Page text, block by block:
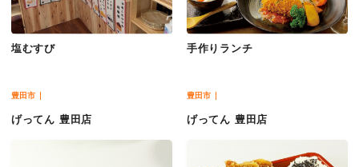
塩むすび 手作りランチ
豊田市
げってん 豊田店
豊田市
げってん 豊田店